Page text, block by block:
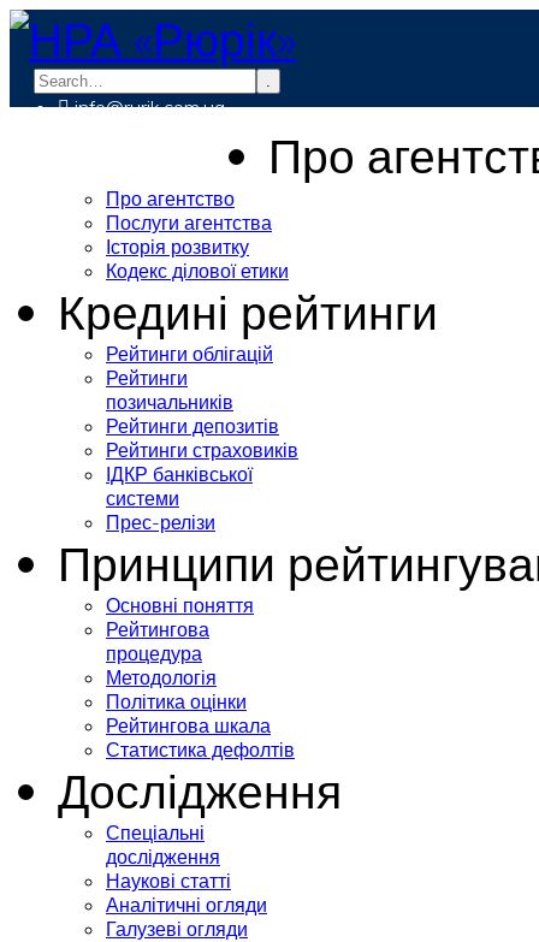
.
info@rurik.com.ua
Про
Про агентство
Послуги агентства
Історія розвитку
Кодекс ділової етики
Кредині рейтинги
Рейтинги облігацій
Рейтинги
позичальників
Рейтинги депозитів
Рейтинги страховиків
ІДКР банківської
системи
Прес-релізи
Принципи
Основні поняття
Рейтингова
процедура
Методологія
Політика оцінки
Рейтингова шкала
Статистика дефолтів
Дослідження
Спеціальні
дослідження
Наукові статті
Аналітичні огляди
Галузеві огляди